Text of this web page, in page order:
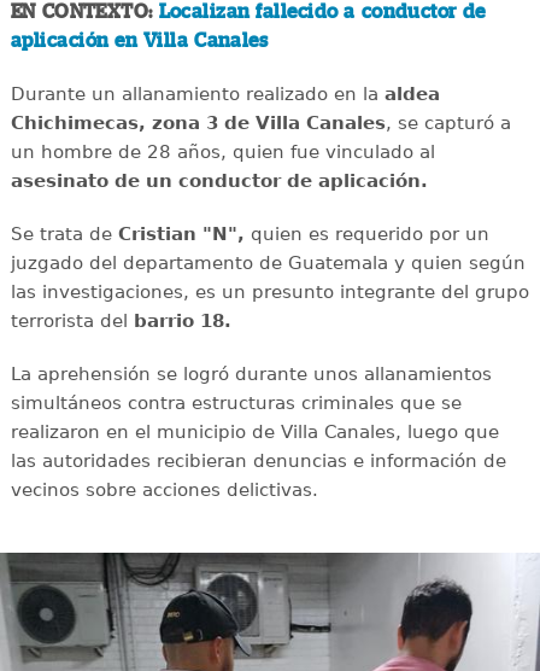
EN CONTEXTO:Localizan fallecido a conductor de
aplicación en Villa Canales
Durante un allanamiento realizado en la aldea
Chichimecas, zona 3 de Villa Canales, se capturó a
un hombre de 28 años, quien fue vinculado al
asesinato de un conductor de aplicación.
Se trata de Cristian "N", quien es requerido por un
juzgado del departamento de Guatemala y quien según
las investigaciones, es un presunto integrante del grupo
terrorista del barrio 18.
La aprehensión se logró durante unos allanamientos
simultáneos contra estructuras criminales que se
realizaron en el municipio de Villa Canales, luego que
las autoridades recibieran denuncias e información de
vecinos sobre acciones delictivas.